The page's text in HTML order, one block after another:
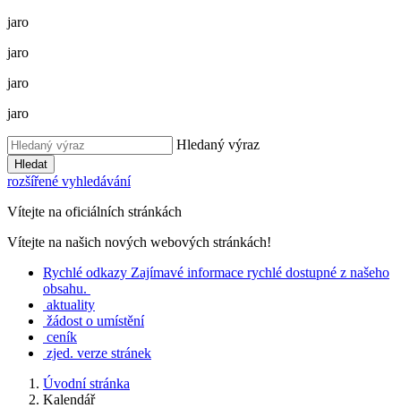
jaro
jaro
jaro
jaro
Hledaný výraz
Hledat
rozšířené vyhledávání
Vítejte na oficiálních stránkách
Vítejte na našich nových webových stránkách!
Rychlé odkazy Zajímavé informace rychlé dostupné z našeho
obsahu.
aktuality
žádost o umístění
ceník
zjed. verze stránek
Úvodní stránka
Kalendář